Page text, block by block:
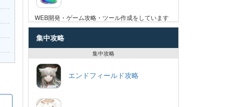
WEB開発・ゲーム攻略・ツール作成をしています
集中攻略
集中攻略
エンドフィールド攻略